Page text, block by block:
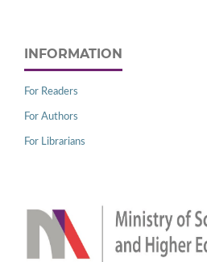
INFORMATION
For Readers
For Authors
For Librarians